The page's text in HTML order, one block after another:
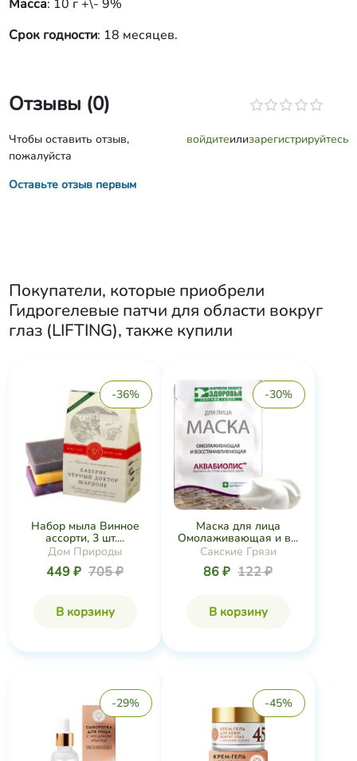
Масса: 10 г +\- 9%
Срок годности: 18 месяцев.
Отзывы (0)
Чтобы оставить отзыв,
пожалуйста
войдитеилизарегистрируйтесь
Оставьте отзыв первым
Покупатели, которые приобрели
Гидрогелевые патчи для области вокруг
глаз (LIFTING), также купили
-36%
Набор мыла Винное
ассорти, 3 шт....
Дом Природы
449 ₽ 705 ₽
В корзину
-30%
Маска для лица
Омолаживающая и в...
Сакские Грязи
86 ₽ 122 ₽
В корзину
-29% -45%